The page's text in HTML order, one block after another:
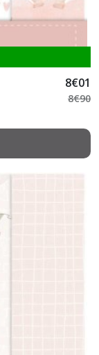
8€01
8€90